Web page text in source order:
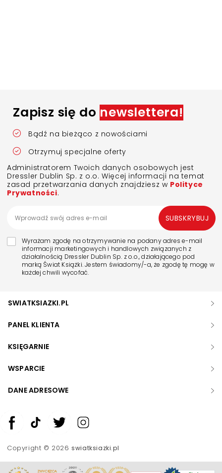
Zapisz się do newslettera!
Bądź na bieżąco z nowościami
Otrzymuj specjalne oferty
Administratorem Twoich danych osobowych jest
Dressler Dublin Sp. z o.o. Więcej informacji na temat
zasad przetwarzania danych znajdziesz w Polityce
Prywatności.
Wyrażam zgodę na otrzymywanie na podany adres e-mail
informacji marketingowych i handlowych związanych z
działalnością Dressler Dublin Sp. z o.o., działającego pod
marką Świat Książki. Jestem świadomy/-a, że zgodę tę mogę w
każdej chwili wycofać.
SUBSKRYBUJ
SWIATKSIAZKI.PL
PANEL KLIENTA
KSIĘGARNIE
WSPARCIE
DANE ADRESOWE
Copyright © 2026swiatksiazki.pl
Zwiększ rozmiar czcionki